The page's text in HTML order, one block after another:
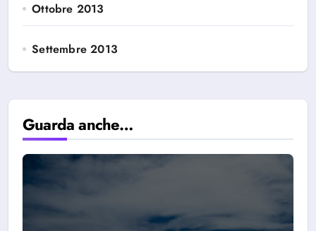
Ottobre 2013
Settembre 2013
Guarda anche…